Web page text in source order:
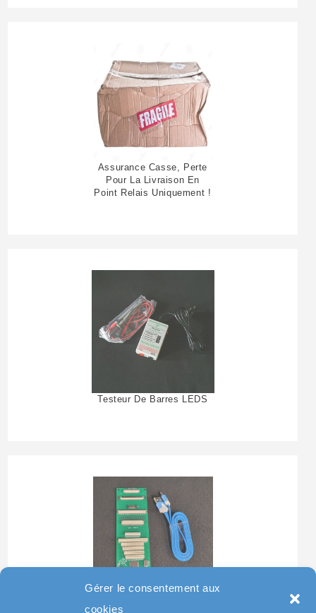
Gérer le consentement aux
cookies
Assurance Casse, Perte
Pour La Livraison En
Point Relais Uniquement !
Testeur De Barres LEDS
Testeur Pour Clavier De